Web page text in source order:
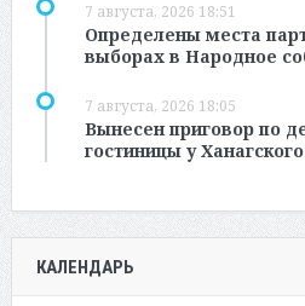
7 августа, 2026 18:51
Определены места
выборах в Народное
7 августа, 2026 18:05
Вынесен приговор по
гостиницы у
КАЛЕНДАРЬ